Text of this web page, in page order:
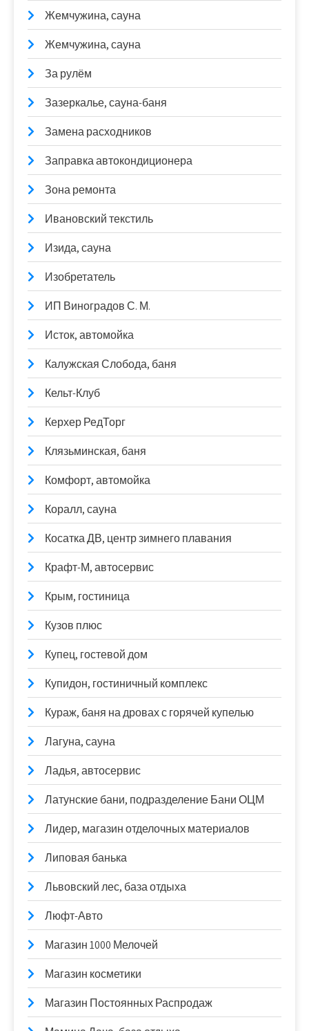
Жемчужина, сауна
Жемчужина, сауна
За рулём
Зазеркалье, сауна-баня
Замена расходников
Заправка автокондиционера
Зона ремонта
Ивановский текстиль
Изида, сауна
Изобретатель
ИП Виноградов С. М.
Исток, автомойка
Калужская Слобода, баня
Кельт-Клуб
Керхер РедТорг
Клязьминская, баня
Комфорт, автомойка
Коралл, сауна
Косатка ДВ, центр зимнего плавания
Крафт-М, автосервис
Крым, гостиница
Кузов плюс
Купец, гостевой дом
Купидон, гостиничный комплекс
Кураж, баня на дровах с горячей купелью
Лагуна, сауна
Ладья, автосервис
Латунские бани, подразделение Бани ОЦМ
Лидер, магазин отделочных материалов
Липовая банька
Львовский лес, база отдыха
Люфт-Авто
Магазин 1000 Мелочей
Магазин косметики
Магазин Постоянных Распродаж